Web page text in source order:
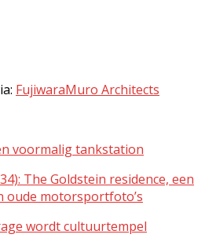
FujiwaraMuro Architects
voormalig tankstation
The Goldstein residence, een
oude motorsportfoto’s
wordt cultuurtempel